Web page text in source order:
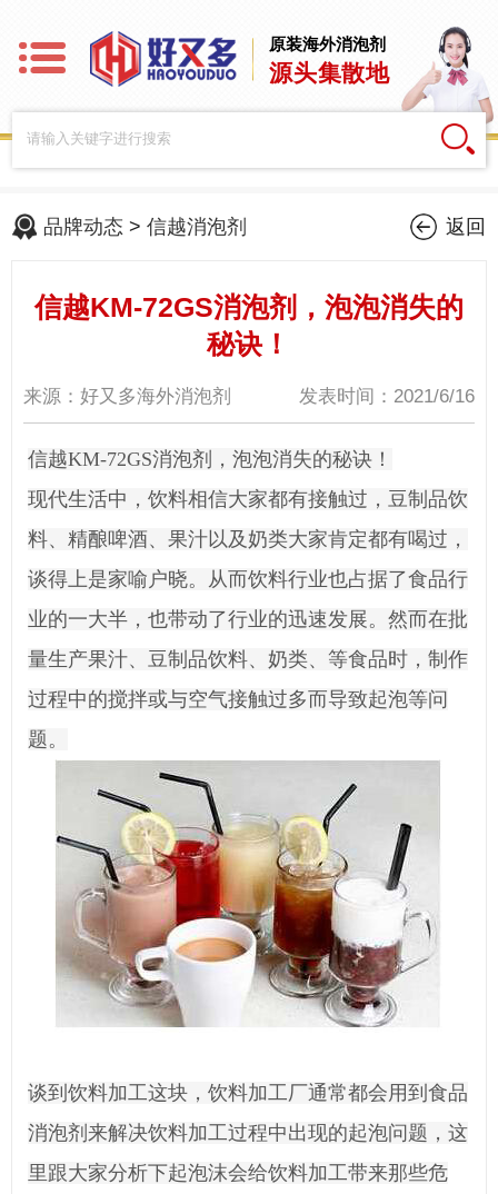
原装海外消泡剂
源头集散地
品牌动态 >信越消泡剂 返回
信越KM-72GS消泡剂，泡泡消失的
秘诀！
来源：好又多海外消泡剂 发表时间：2021/6/16
信越KM-72GS消泡剂，泡泡消失的秘诀！
现代生活中，饮料相信大家都有接触过，豆制品饮
料、精酿啤酒、果汁以及奶类大家肯定都有喝过，
谈得上是家喻户晓。从而饮料行业也占据了食品行
业的一大半，也带动了行业的迅速发展。然而在批
量生产果汁、豆制品饮料、奶类、等食品时，制作
过程中的搅拌或与空气接触过多而导致起泡等问
谈到饮料加工这块，饮料加工厂通常都会用到食品
消泡剂来解决饮料加工过程中出现的起泡问题，这
里跟大家分析下起泡沫会给饮料加工带来那些危